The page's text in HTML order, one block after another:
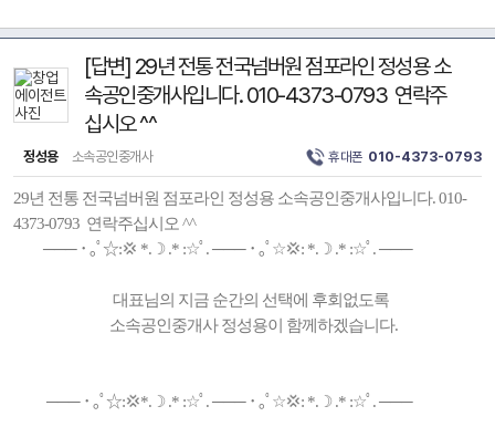
[답변] 29년 전통 전국넘버원 점포라인 정성용 소
속공인중개사입니다. 010-4373-0793 연락주
십시오 ^^
정성용 소속공인중개사 휴대폰 010-4373-0793
29년 전통 전국넘버원 점포라인 정성용 소속공인중개사입니다. 010-
4373-0793 연락주십시오 ^^
─── ･ ｡ﾟ☆:💢 *.☽ .* :☆ﾟ. ─── ･ ｡ﾟ☆💢: *.☽ .* :☆ﾟ. ───
대표님의 지금 순간의 선택에 후회없도록
소속공인중개사 정성용이 함께하겠습니다.
─── ･ ｡ﾟ☆:💢*.☽ .* :☆ﾟ. ─── ･ ｡ﾟ☆💢: *.☽ .* :☆ﾟ. ───